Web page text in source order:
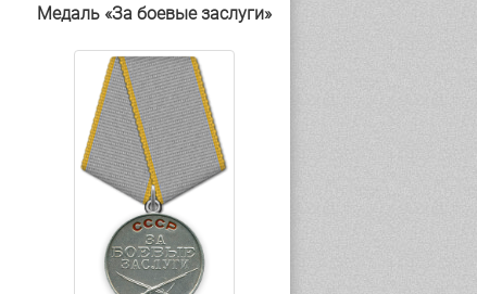
Медаль «За боевые заслуги»